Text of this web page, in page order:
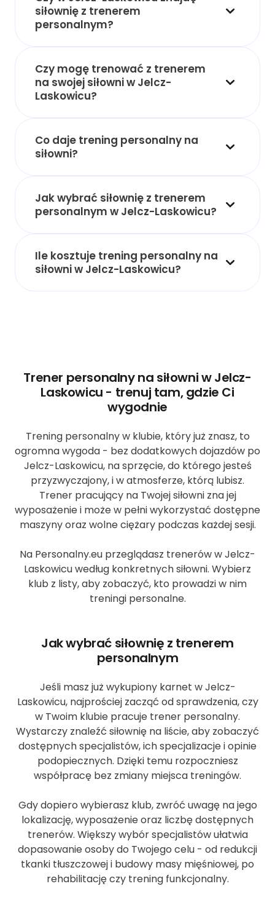
siłownię z trenerem
personalnym?
Czy mogę trenować z trenerem
na swojej siłowni w Jelcz-
Laskowicu?
Co daje trening personalny na
siłowni?
Jak wybrać siłownię z trenerem
personalnym w Jelcz-Laskowicu?
Ile kosztuje trening personalny na
siłowni w Jelcz-Laskowicu?
Trener personalny na siłowni w Jelcz-
Laskowicu - trenuj tam, gdzie Ci
wygodnie
Trening personalny w klubie, który już znasz, to
ogromna wygoda - bez dodatkowych dojazdów po
Jelcz-Laskowicu, na sprzęcie, do którego jesteś
przyzwyczajony, i w atmosferze, którą lubisz.
Trener pracujący na Twojej siłowni zna jej
wyposażenie i może w pełni wykorzystać dostępne
maszyny oraz wolne ciężary podczas każdej sesji.
Na Personalny.eu przeglądasz trenerów w Jelcz-
Laskowicu według konkretnych siłowni. Wybierz
klub z listy, aby zobaczyć, kto prowadzi w nim
treningi personalne.
Jak wybrać siłownię z trenerem
personalnym
Jeśli masz już wykupiony karnet w Jelcz-
Laskowicu, najprościej zacząć od sprawdzenia, czy
w Twoim klubie pracuje trener personalny.
Wystarczy znaleźć siłownię na liście, aby zobaczyć
dostępnych specjalistów, ich specjalizacje i opinie
podopiecznych. Dzięki temu rozpoczniesz
współpracę bez zmiany miejsca treningów.
Gdy dopiero wybierasz klub, zwróć uwagę na jego
lokalizację, wyposażenie oraz liczbę dostępnych
trenerów. Większy wybór specjalistów ułatwia
dopasowanie osoby do Twojego celu - od redukcji
tkanki tłuszczowej i budowy masy mięśniowej, po
rehabilitację czy trening funkcjonalny.